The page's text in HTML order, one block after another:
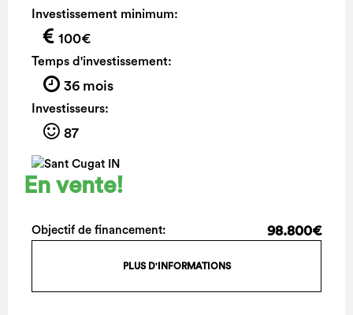
Investissement minimum:
100€
Temps d'investissement:
36 mois
Investisseurs:
87
En vente!
Objectif de financement: 98.800€
PLUS D'INFORMATIONS